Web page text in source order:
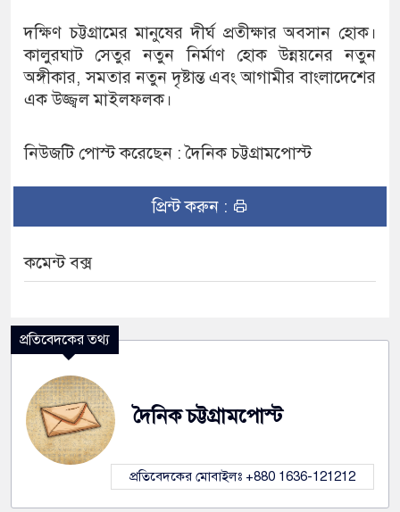
দক্ষিণ চট্টগ্রামের মানুষের দীর্ঘ প্রতীক্ষার অবসান হোক।
কালুরঘাট সেতুর নতুন নির্মাণ হোক উন্নয়নের নতুন
অঙ্গীকার, সমতার নতুন দৃষ্টান্ত এবং আগামীর বাংলাদেশের
এক উজ্জ্বল মাইলফলক।
নিউজটি পোস্ট করেছেন : দৈনিক চট্টগ্রামপোস্ট
প্রিন্ট করুন :
কমেন্ট বক্স
প্রতিবেদকের তথ্য
দৈনিক চট্টগ্রামপোস্ট
প্রতিবেদকের মোবাইলঃ +880 1636-121212